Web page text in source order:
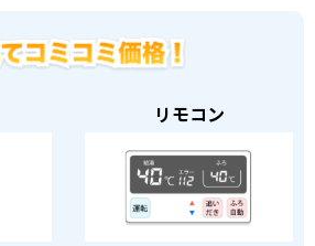
リモコン